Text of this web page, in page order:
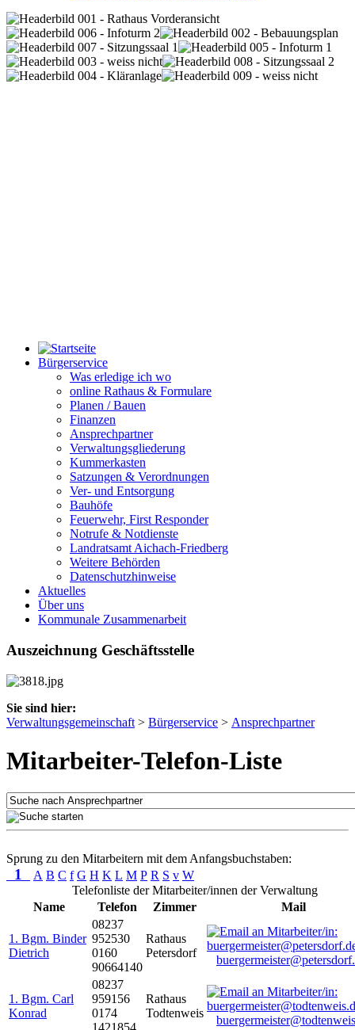
Bürgerservice
Was erledige ich wo
online Rathaus & Formulare
Planen / Bauen
Finanzen
Ansprechpartner
Verwaltungsgliederung
Kummerkasten
Satzungen & Verordnungen
Ver- und Entsorgung
Bauhöfe
Feuerwehr, First Responder
Notrufe & Notdienste
Landratsamt Aichach-Friedberg
Weitere Behörden
Datenschutzhinweise
Aktuelles
Über uns
Kommunale Zusammenarbeit
Auszeichnung Geschäftsstelle
Sie sind hier:
Verwaltungsgemeinschaft > Bürgerservice > Ansprechpartner
Mitarbeiter-Telefon-Liste
Sprung zu den Mitarbeitern mit dem Anfangsbuchstaben:
1 A B C f G H K L M P R S v W
Telefonliste der Mitarbeiter/innen der Verwaltung
Name
Telefon Zimmer Mail
1. Bgm. Binder
Dietrich
08237
952530
0160
90664140
Rathaus
Petersdorf
1. Bgm. Carl
Konrad
08237
959156
0174
Rathaus
Todtenweis